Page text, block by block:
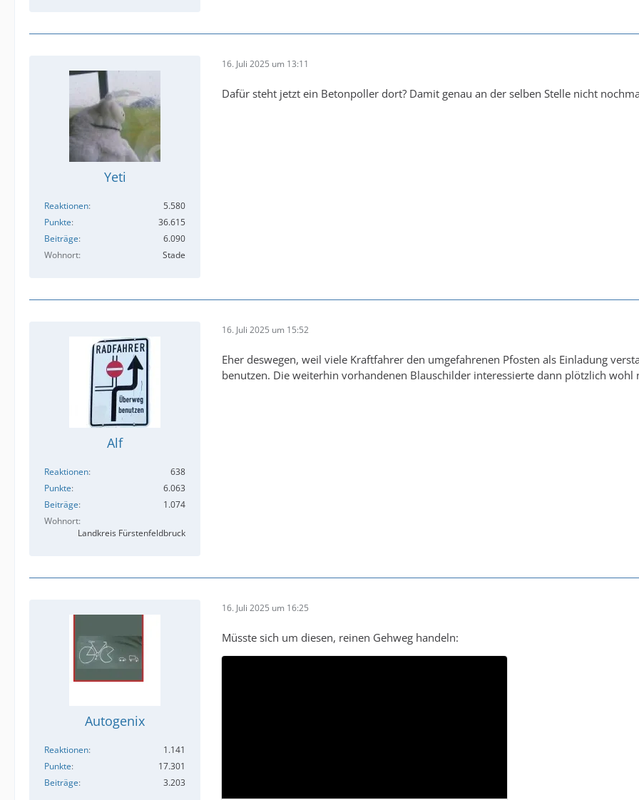
Yeti
Reaktionen
5.580
Punkte
36.615
Beiträge
6.090
Wohnort
Stade
16. Juli 2025 um 13:11
Dafür steht jetzt ein Betonpoller dort? Damit genau an der selben Stelle nicht
Alf
Reaktionen
638
Punkte
6.063
Beiträge
1.074
Wohnort
Landkreis Fürstenfeldbruck
16. Juli 2025 um 15:52
Eher deswegen, weil viele Kraftfahrer den umgefahrenen Pfosten als Einladung
benutzen. Die weiterhin vorhandenen Blauschilder interessierte dann plötzlich wohl
Autogenix
Reaktionen
1.141
Punkte
17.301
Beiträge
3.203
16. Juli 2025 um 16:25
Müsste sich um diesen, reinen Gehweg handeln: